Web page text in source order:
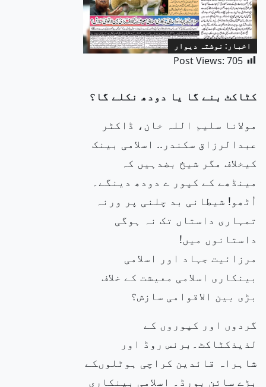
اخبار: نوشتہ دیوار
Post Views: 705
کٹاکٹ بنے گا یا دودھ نکلے گا؟
مولانا سلیم اللہ خان، ڈاکٹر
عبدالرزاق سکندر.. اسلامی بینک
کیخلاف مگر شیخ بضدہیں کہ
مینڈھے کے کپور ے دودھ دینگے۔
اُٹھو! شیطانی بد چلنی پر ورنہ
تمہاری داستاں تک نہ ہوگی
داستانوں میں!
مرزائیت جہاد اور اسلامی
بینکاری اسلامی معیشت کے خلاف
بڑی بین الاقوامی سازش؟
گردوں اور کپوروں کے
لذیذکٹاکٹ۔برنس روڈ اور
شاہراہ قائدین کراچی ہوٹلوںکے
بڑے سائن بورڈ۔ اسلامی بینکاری